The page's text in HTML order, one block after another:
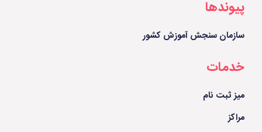
پیوندها
سازمان سنجش آموزش کشور
خدمات
میز ثبت نام